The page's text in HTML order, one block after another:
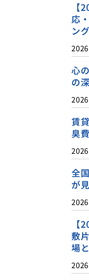
【
応
ン
心
の
賃
臭
全
が
【
敷
場